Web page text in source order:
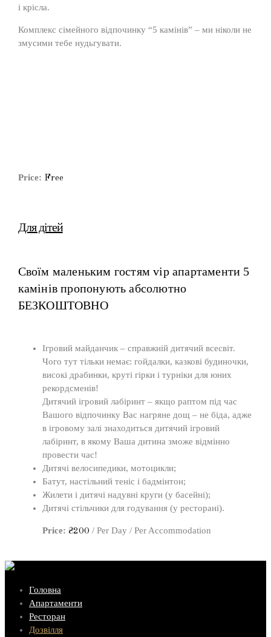
і крісла.
Комплекс сімейного відпочинку “5 камінів” – ми ніколи не
змусими тебе нудьгувати.
Price: Free
Для дітей
Своїм маленьким гостям vip апартаменти 5
камінів пропонують абсолютно
БЕЗКОШТОВНО
Ігровий майданчик – справжній дитячий всесвіт.
Чого тут тільки немає: гойдалки, казкові будиночки,
високі драбинки, круті гірки і турніки для юних
рекордсменів!
Дитячий ігровий лабіринт – якщо раптом під час
Вашого відпочинку Вас нагряне дощ – не біда, адже
в ігровому залі знаходиться дитячий ігровий
лабіринт, в якому Ваша дитина зможе відмінно
провести час!
Дитячі велосипедики, мотоцикли;
Батут, настільний теніс і бадмінтон;
Жилети і дитячі надувні круги (у басейні);
Дитячі стільчики для годування (у ресторані).
Price: ₴200 / Per Day / Per Accommodation
Головна
Апартаменти
Ресторан
Дозвілля